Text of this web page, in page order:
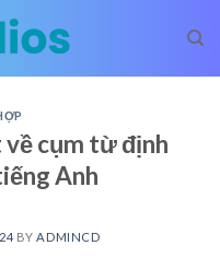
cụm từ định
Anh
BY ADMINCD